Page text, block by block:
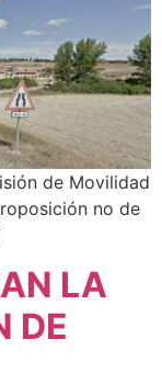
de Movilidad
no de
LA
DE